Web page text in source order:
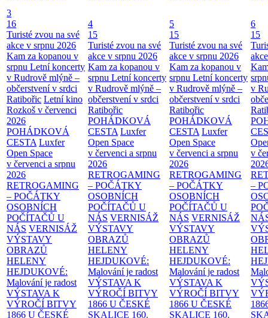
3
16
Turisté zvou na své
akce v srpnu 2026
Kam za kopanou v
srpnu Letní koncerty
v Rudrově mlýně –
občerstvení v srdci
Ratibořic Letní kino
Rozkoš v červenci
2026
POHÁDKOVÁ
CESTA Luxfer
Open Space
v červenci a srpnu
2026
RETROGAMING
– POČÁTKY
OSOBNÍCH
POČÍTAČŮ U
NÁS VERNISÁŽ
VÝSTAVY
OBRAZŮ
HELENY
HEJDUKOVÉ:
Malování je radost
VÝSTAVA K
VÝROČÍ BITVY
1866 U ČESKÉ
4
15
Turisté zvou na své
akce v srpnu 2026
Kam za kopanou v
srpnu Letní koncerty
v Rudrově mlýně –
občerstvení v srdci
Ratibořic
POHÁDKOVÁ
CESTA Luxfer
Open Space
v červenci a srpnu
2026
RETROGAMING
– POČÁTKY
OSOBNÍCH
POČÍTAČŮ U
NÁS VERNISÁŽ
VÝSTAVY
OBRAZŮ
HELENY
HEJDUKOVÉ:
Malování je radost
VÝSTAVA K
VÝROČÍ BITVY
1866 U ČESKÉ
SKALICE 160.
5
15
Turisté zvou na své
akce v srpnu 2026
Kam za kopanou v
srpnu Letní koncerty
v Rudrově mlýně –
občerstvení v srdci
Ratibořic
POHÁDKOVÁ
CESTA Luxfer
Open Space
v červenci a srpnu
2026
RETROGAMING
– POČÁTKY
OSOBNÍCH
POČÍTAČŮ U
NÁS VERNISÁŽ
VÝSTAVY
OBRAZŮ
HELENY
HEJDUKOVÉ:
Malování je radost
VÝSTAVA K
VÝROČÍ BITVY
1866 U ČESKÉ
SKALICE 160.
6
15
v
v
–